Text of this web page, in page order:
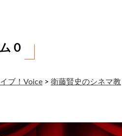
０
ブ！Voice > 衛藤賢史のシネマ教